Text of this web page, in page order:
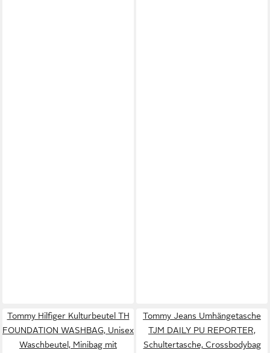
Tommy Hilfiger Kulturbeutel TH
FOUNDATION WASHBAG, Unisex
Waschbeutel, Minibag mit
Tommy Jeans Umhängetasche
TJM DAILY PU REPORTER,
Schultertasche, Crossbodybag